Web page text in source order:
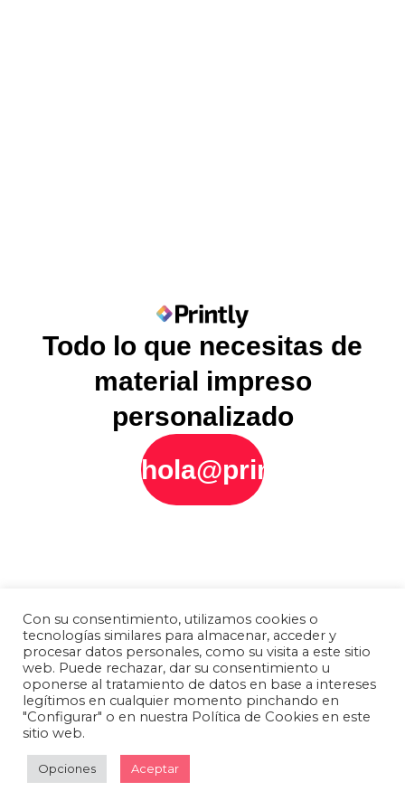
Todo lo que necesitas de
material impreso
personalizado
hola@printly.es
Con su consentimiento, utilizamos cookies o
tecnologías similares para almacenar, acceder y
procesar datos personales, como su visita a este sitio
web. Puede rechazar, dar su consentimiento u
oponerse al tratamiento de datos en base a intereses
legítimos en cualquier momento pinchando en
"Configurar" o en nuestra Política de Cookies en este
sitio web.
Opciones Aceptar